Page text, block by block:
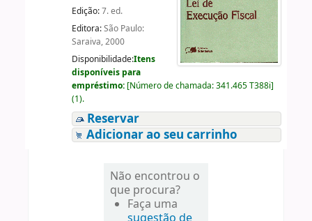
Edição:7. ed.
Editora:São Paulo:
Saraiva, 2000
Disponibilidade:Itens
disponíveis para
empréstimo: [Número de chamada:341.465 T388i]
(1).
Reservar
Adicionar ao seu carrinho
Não encontrou o
que procura?
Faça uma